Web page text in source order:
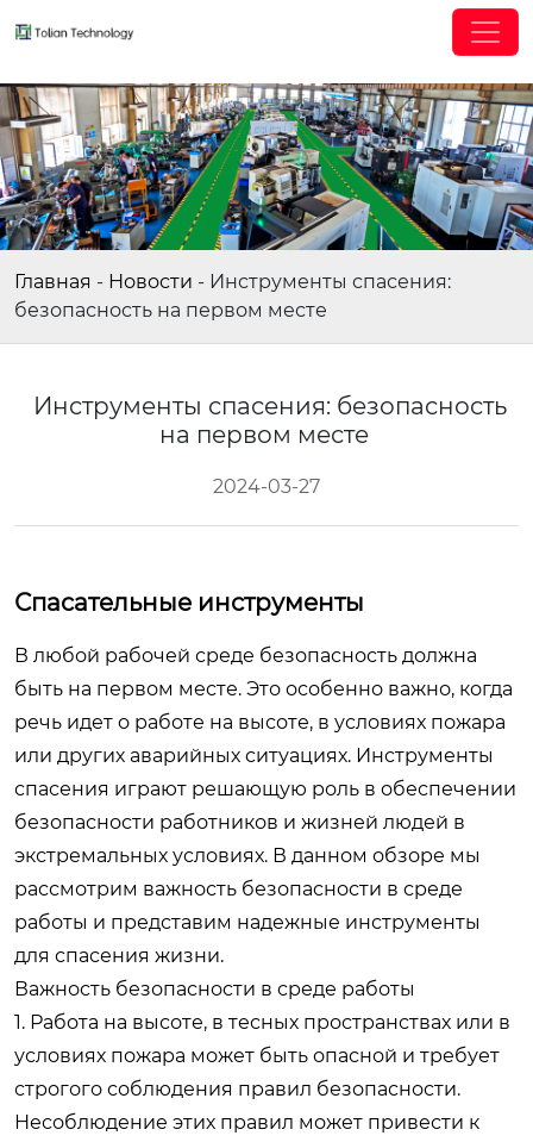
Главная - Новости - Инструменты спасения:
безопасность на первом месте
Инструменты спасения: безопасность
на первом месте
2024-03-27
Спасательные инструменты
В любой рабочей среде безопасность должна
быть на первом месте. Это особенно важно, когда
речь идет о работе на высоте, в условиях пожара
или других аварийных ситуациях. Инструменты
спасения играют решающую роль в обеспечении
безопасности работников и жизней людей в
экстремальных условиях. В данном обзоре мы
рассмотрим важность безопасности в среде
работы и представим надежные инструменты
для спасения жизни.
Важность безопасности в среде работы
1. Работа на высоте, в тесных пространствах или в
условиях пожара может быть опасной и требует
строгого соблюдения правил безопасности.
Несоблюдение этих правил может привести к